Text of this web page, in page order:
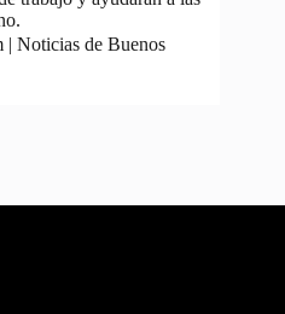
| Noticias de Buenos